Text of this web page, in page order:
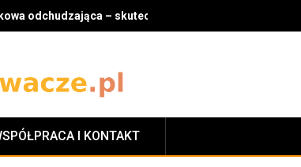
odchudzająca – skuteczny sposób na zrzucenie wagi
I KONTAKT